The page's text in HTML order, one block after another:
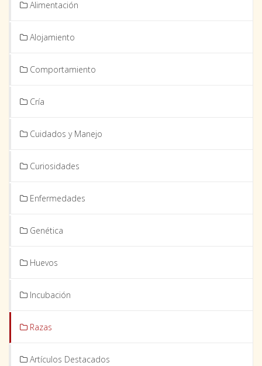
Alimentación
Alojamiento
Comportamiento
Cría
Cuidados y Manejo
Curiosidades
Enfermedades
Genética
Huevos
Incubación
Razas
Artículos Destacados